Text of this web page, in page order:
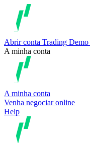
Abrir conta Trading Demo
A minha conta
A minha conta
Venha negociar online
Help